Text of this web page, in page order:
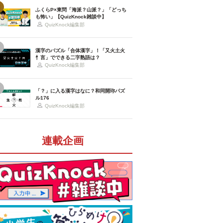
ふくらP×東問「海派？山派？」「どっち
も怖い」【QuizKnock雑談中】
QuizKnock編集部
漢字のパズル「合体漢字」！「又火土火
忄言」でできる二字熟語は？
QuizKnock編集部
「？」に入る漢字はなに？和同開珎パズ
ル176
QuizKnock編集部
連載企画